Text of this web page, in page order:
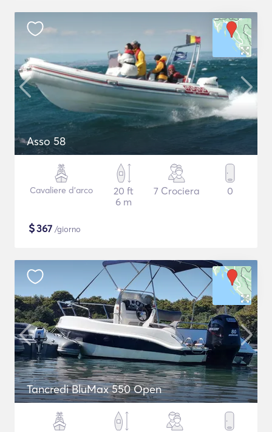
Asso 58
Cavaliere d'arco
20 ft
6 m
7 Crociera 0
$367 /giorno
Tancredi BluMax 550 Open